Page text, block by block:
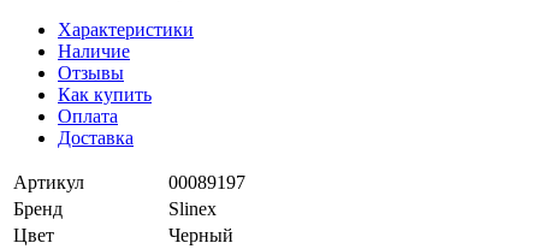
Характеристики
Наличие
Отзывы
Как купить
Оплата
Доставка
Артикул
00089197
Бренд
Slinex
Цвет
Черный